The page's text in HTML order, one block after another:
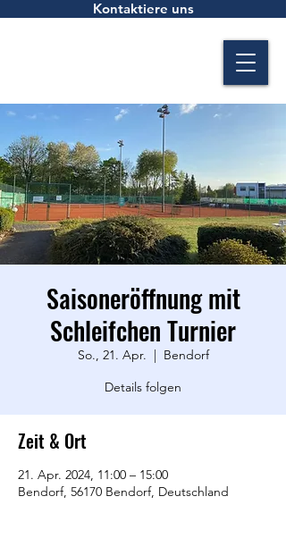
Kontaktiere uns
Saisoneröffnung mit
Schleifchen Turnier
So., 21. Apr.
  |
Bendorf
Details folgen
Zeit & Ort
21. Apr. 2024, 11:00 – 15:00
Bendorf, 56170 Bendorf, Deutschland